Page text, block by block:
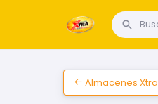
Almacenes Xtra